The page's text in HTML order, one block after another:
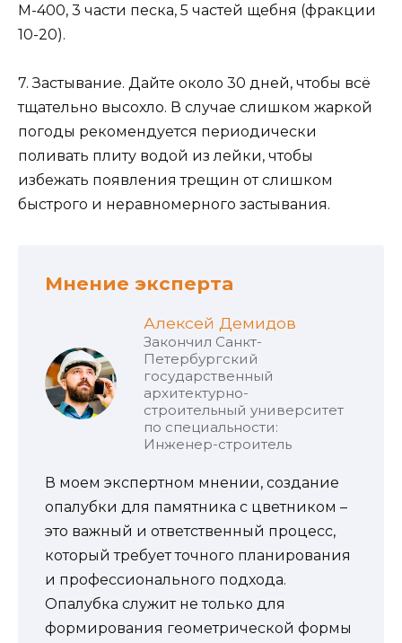
М-400, 3 части песка, 5 частей щебня (фракции
10-20).
7. Застывание. Дайте около 30 дней, чтобы всё
тщательно высохло. В случае слишком жаркой
погоды рекомендуется периодически
поливать плиту водой из лейки, чтобы
избежать появления трещин от слишком
быстрого и неравномерного застывания.
Мнение эксперта
Алексей Демидов
Закончил Санкт-
Петербургский
государственный
архитектурно-
строительный университет
по специальности:
Инженер-строитель
В моем экспертном мнении, создание
опалубки для памятника с цветником –
это важный и ответственный процесс,
который требует точного планирования
и профессионального подхода.
Опалубка служит не только для
формирования геометрической формы